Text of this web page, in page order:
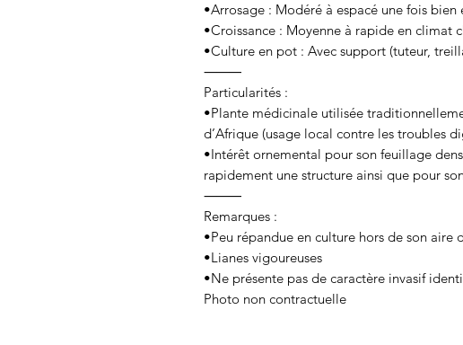
•Arrosage : Modéré à espacé une fois bien
•Croissance : Moyenne à rapide en climat
•Culture en pot : Avec support (tuteur,
⸻
Particularités :
•Plante médicinale utilisée
d’Afrique (usage local contre les troubles
•Intérêt ornemental pour son feuillage
rapidement une structure ainsi que pour
⸻
Remarques :
•Peu répandue en culture hors de son aire
•Lianes vigoureuses
•Ne présente pas de caractère invasif
Photo non contractuelle